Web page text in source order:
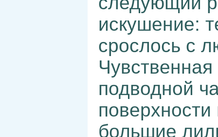
искушение:
срослось с
подводной
большие